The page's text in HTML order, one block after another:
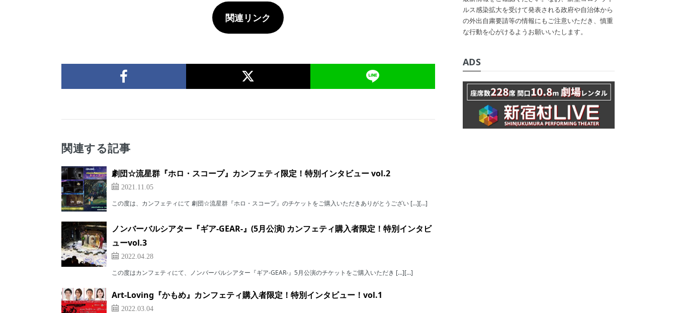
関連リンク
関連する記事
劇団☆流星群『ホロ・スコープ』カンフェティ限定！特別インタビュー vol.2
2021.11.05
この度は、カンフェティにて 劇団☆流星群『ホロ・スコープ』のチケットをご購入いただきありがとうござい […][…]
ノンバーバルシアター『ギア-GEAR-』(5月公演) カンフェティ購入者限定！特別インタビ
ューvol.3
2022.04.28
この度はカンフェティにて、ノンバーバルシアター『ギア-GEAR-』5月公演のチケットをご購入いただき […][…]
Art-Loving『かもめ』カンフェティ購入者限定！特別インタビュー！vol.1
2022.03.04
ルス感染拡大を受けて発表される政府や自治体から
の外出自粛要請等の情報にもご注意いただき、慎重
な行動を心がけるようお願いいたします。
ADS